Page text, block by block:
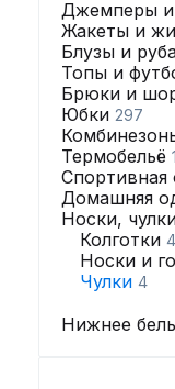
Джемперы и
Жакеты и
Блузы и
Топы и
Брюки и
Юбки 297
Термобельё 1
Домашняя
Носки,
Колготки
Носки и
Чулки 4
Нижнее